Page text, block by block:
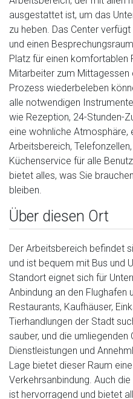
ausgestattet ist, um das
zu heben. Das Center
und einen
Platz für einen komfortablen
Mitarbeiter zum Mittagessen
Prozess wiederbeleben
alle notwendigen
wie Rezeption, 24-Stunden-
eine wohnliche Atmosphäre,
Arbeitsbereich,
Küchenservice für alle
bietet alles, was Sie
bleiben.
Über diesen Ort
Der Arbeitsbereich befindet
und ist bequem mit Bus und
Standort eignet sich für
Anbindung an den Flughafen
Restaurants, Kaufhäuser,
Tierhandlungen der Stadt
sauber, und die umliegenden
Dienstleistungen und
Lage bietet dieser Raum
Verkehrsanbindung. Auch
ist hervorragend und bietet